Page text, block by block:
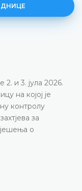
одржаће 172.
године